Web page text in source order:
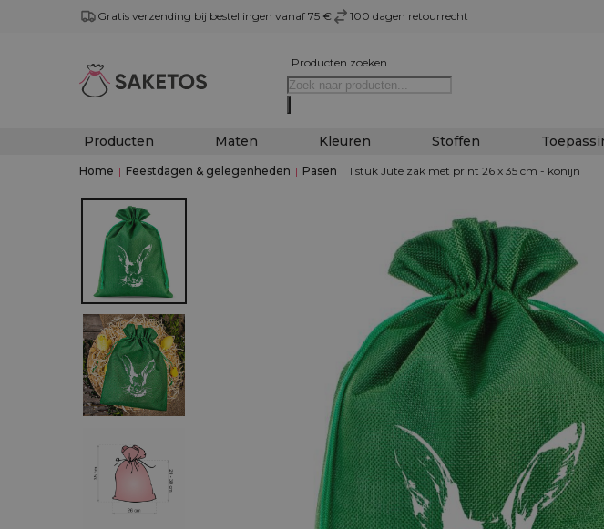
Gratis verzending bij bestellingen vanaf 75 € 100 dagen retourrecht
Producten zoeken
Producten Maten Kleuren Stoffen
Home | Feestdagen & gelegenheden | Pasen | 1 stuk Jute zak met print 26 x 35 cm - konijn